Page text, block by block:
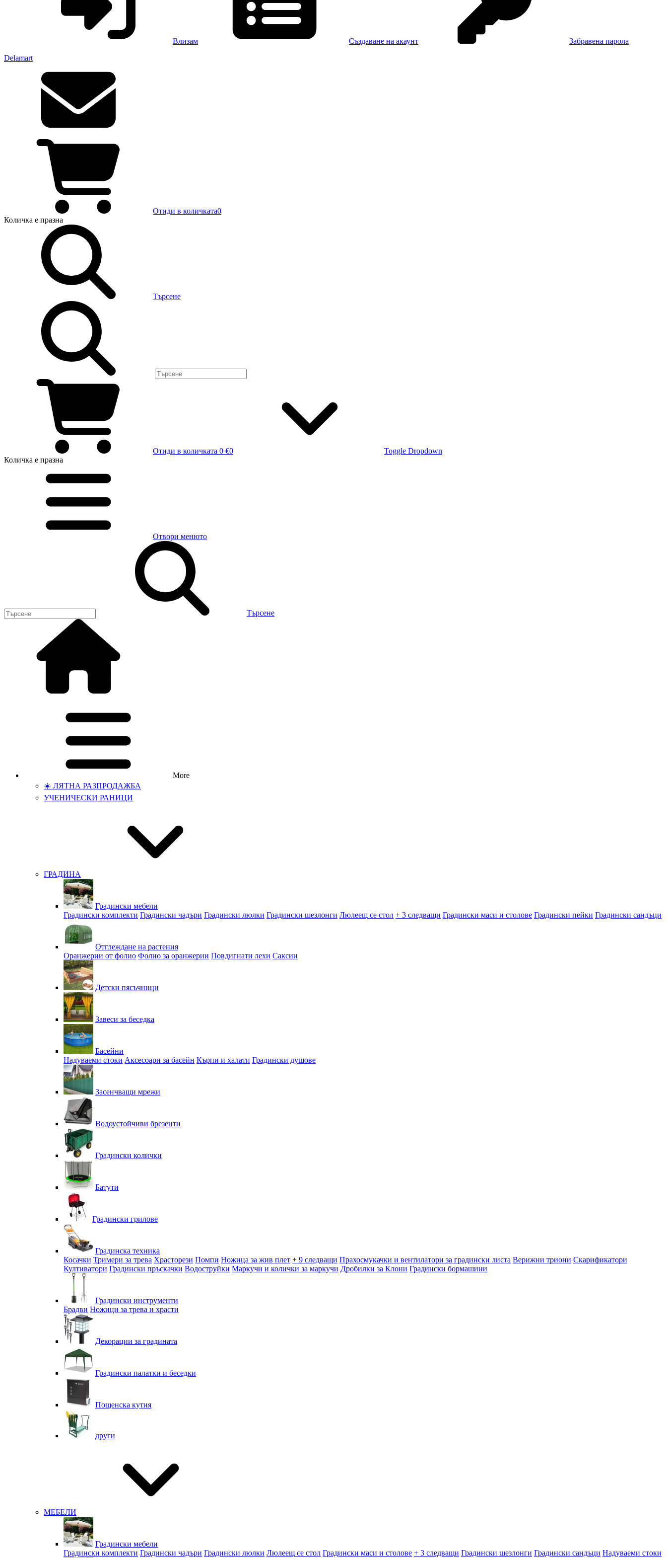
Влизам Създаване на акаунт
Забравена парола
Delamart
Отиди в количката0
Количка е празна
Търсене
Отиди в количката 0 €0
Toggle Dropdown
Количка е празна
Отвори менюто
Търсене
More
☀️ ЛЯТНА РАЗПРОДАЖБА
УЧЕНИЧЕСКИ РАНИЦИ
ГРАДИНА
Градински мебели
Градински комплекти Градински чадъри Градински люлки Градински шезлонги Люлеещ се стол + 3 следващи Градински маси и столове Градински пейки Градински сандъци
Отглеждане на растения
Оранжерии от фолио Фолио за оранжерии Повдигнати лехи Саксии
Детски пясъчници
Завеси за беседка
Басейни
Надуваеми стоки Аксесоари за басейн Кърпи и халати Градински душове
Засенчващи мрежи
Водоустойчиви брезенти
Градински колички
Батути
Градински грилове
Градинска техника
Косачки Тримери за трева Храсторези Помпи Ножица за жив плет + 9 следващи Прахосмукачки и вентилатори за градински листа Верижни триони Скарификатори
Култиватори Градински пръскачки Водоструйки Маркучи и колички за маркучи Дробилки за Клони Градински бормашини
Градински инструменти
Брадви Ножици за трева и храсти
Декорации за градината
Градински палатки и беседки
Пощенска кутия
други
МЕБЕЛИ
Градински мебели
Градински комплекти Градински чадъри Градински люлки Люлеещ се стол Градински маси и столове + 3 следващи Градински шезлонги Градински сандъци Надуваеми стоки